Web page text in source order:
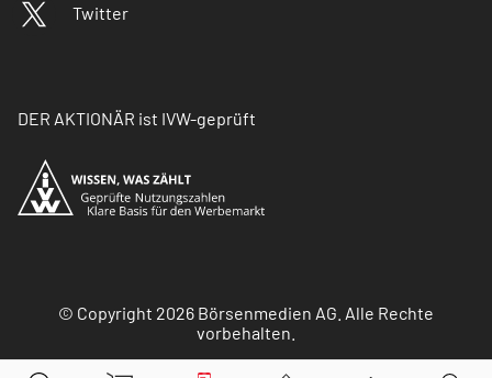
Twitter
DER AKTIONÄR ist IVW-geprüft
© Copyright 2026 Börsenmedien AG. Alle Rechte
vorbehalten.